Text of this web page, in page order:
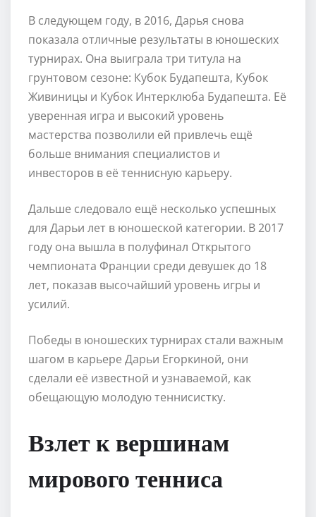
В следующем году, в 2016, Дарья снова
показала отличные результаты в юношеских
турнирах. Она выиграла три титула на
грунтовом сезоне: Кубок Будапешта, Кубок
Живиницы и Кубок Интерклюба Будапешта. Её
уверенная игра и высокий уровень
мастерства позволили ей привлечь ещё
больше внимания специалистов и
инвесторов в её теннисную карьеру.
Дальше следовало ещё несколько успешных
для Дарьи лет в юношеской категории. В 2017
году она вышла в полуфинал Открытого
чемпионата Франции среди девушек до 18
лет, показав высочайший уровень игры и
усилий.
Победы в юношеских турнирах стали важным
шагом в карьере Дарьи Егоркиной, они
сделали её известной и узнаваемой, как
обещающую молодую теннисистку.
Взлет к вершинам
мирового тенниса